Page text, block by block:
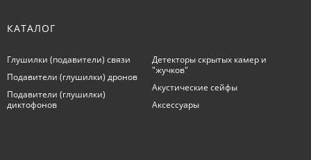
КАТАЛОГ
Глушилки (подавители) связи
Подавители (глушилки) дронов
Подавители (глушилки)
диктофонов
Детекторы скрытых камер и
"жучков"
Акустические сейфы
Аксессуары